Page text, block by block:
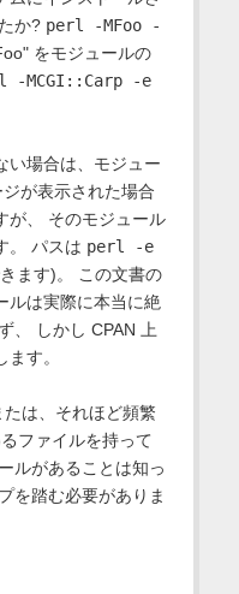
か? perl -MFoo -
をモジュールの
-MCGI::Carp -e
い場合は、モジュー
が表示された場合
が、 そのモジュール
。 パスは perl -e
ます)。 この文書の
ルは実際に本当に絶
、 しかし CPAN 上
す。
は、それほど頻繁
ファイルを持って
ルがあることは知っ
を踏む必要がありま